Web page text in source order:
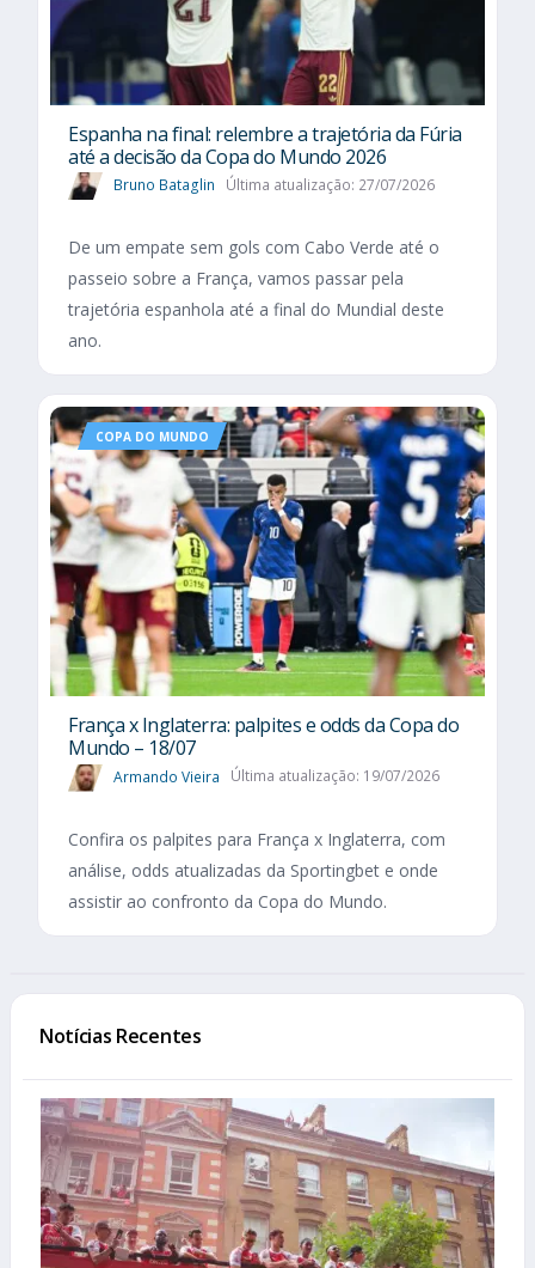
Espanha na final: relembre a trajetória da Fúria
até a decisão da Copa do Mundo 2026
Bruno Bataglin Última atualização: 27/07/2026
De um empate sem gols com Cabo Verde até o
passeio sobre a França, vamos passar pela
trajetória espanhola até a final do Mundial deste
ano.
COPA DO MUNDO
França x Inglaterra: palpites e odds da Copa do
Mundo – 18/07
Armando Vieira Última atualização: 19/07/2026
Confira os palpites para França x Inglaterra, com
análise, odds atualizadas da Sportingbet e onde
assistir ao confronto da Copa do Mundo.
Notícias Recentes